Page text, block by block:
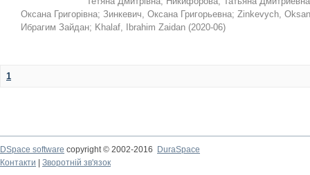
Оксана Григорівна; Зинкевич, Оксана Григорьевна; Zinkevych,
Ибрагим Зайдан; Khalaf, Ibrahim Zaidan (2020-06)
1
DSpace software copyright © 2002-2016
DuraSpace
Контакти
Зворотній зв'язок